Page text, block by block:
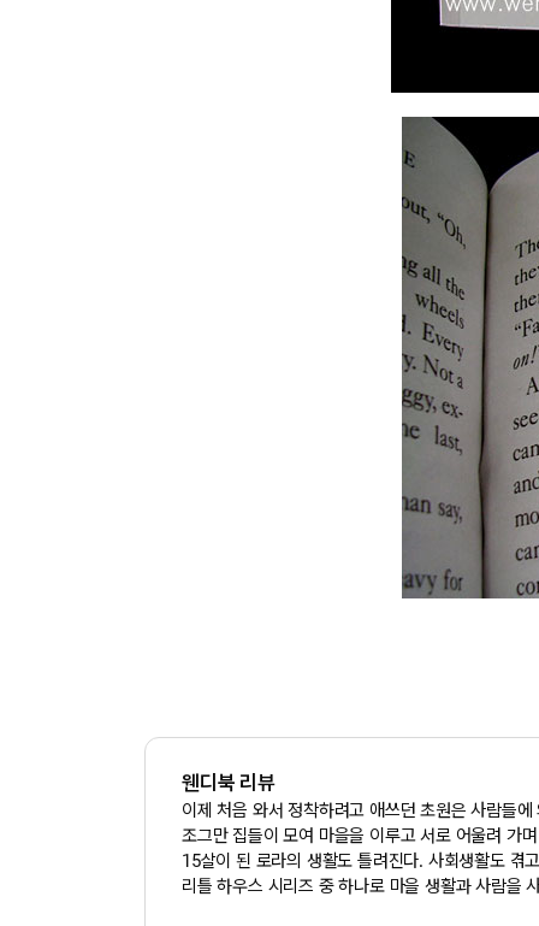
웬디북 리뷰
이제 처음 와서 정착하려고 애쓰던 초원은 사람들
조그만 집들이 모여 마을을 이루고 서로 어울려 가
15살이 된 로라의 생활도 틀려진다. 사회생활도
리틀 하우스 시리즈 중 하나로 마을 생활과 사람을